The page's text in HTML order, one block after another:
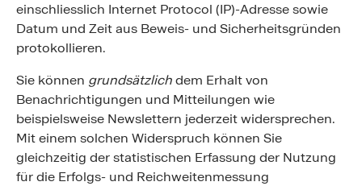
einschliesslich Internet Protocol (IP)-Adresse sowie
Datum und Zeit aus Beweis- und Sicherheitsgründen
protokollieren.
Sie können grundsätzlichdem Erhalt von
Benachrichtigungen und Mitteilungen wie
beispielsweise Newslettern jederzeit widersprechen.
Mit einem solchen Widerspruch können Sie
gleichzeitig der statistischen Erfassung der Nutzung
für die Erfolgs- und Reichweitenmessung